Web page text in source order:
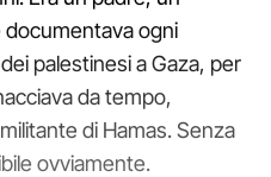
documentava ogni
palestinesi a Gaza, per
da tempo,
di Hamas. Senza
ovviamente.